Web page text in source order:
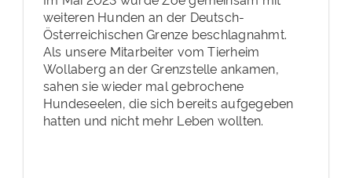
weiteren Hunden an der Deutsch-
Österreichischen Grenze beschlagnahmt.
Als unsere Mitarbeiter vom Tierheim
Wollaberg an der Grenzstelle ankamen,
sahen sie wieder mal gebrochene
Hundeseelen, die sich bereits aufgegeben
hatten und nicht mehr Leben wollten.